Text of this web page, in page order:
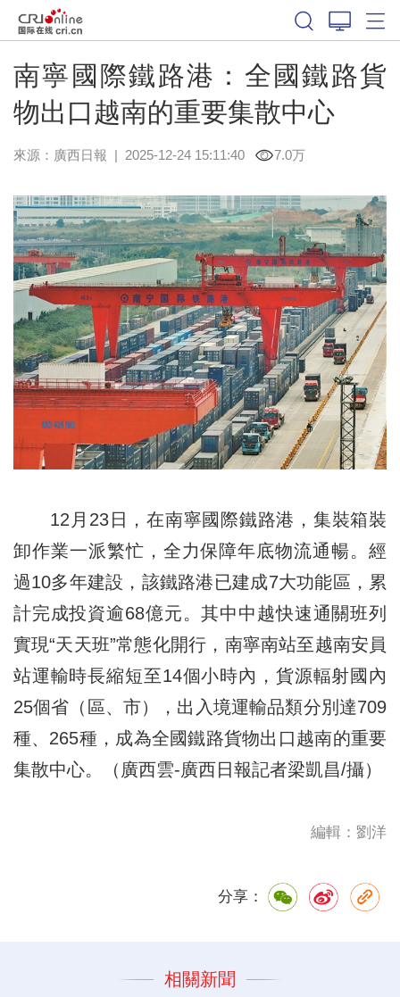
南寧國際鐵路港：全國鐵路貨
物出口越南的重要集散中心
來源： 廣西日報 | 2025-12-24 15:11:40 7.0万
12月23日，在南寧國際鐵路港，集裝箱裝
卸作業一派繁忙，全力保障年底物流通暢。經
過10多年建設，該鐵路港已建成7大功能區，累
計完成投資逾68億元。其中中越快速通關班列
實現“天天班”常態化開行，南寧南站至越南安員
站運輸時長縮短至14個小時內，貨源輻射國內
25個省（區、市），出入境運輸品類分別達709
種、265種，成為全國鐵路貨物出口越南的重要
集散中心。（廣西雲-廣西日報記者梁凱昌/攝）
編輯：劉洋
分享：
相關新聞